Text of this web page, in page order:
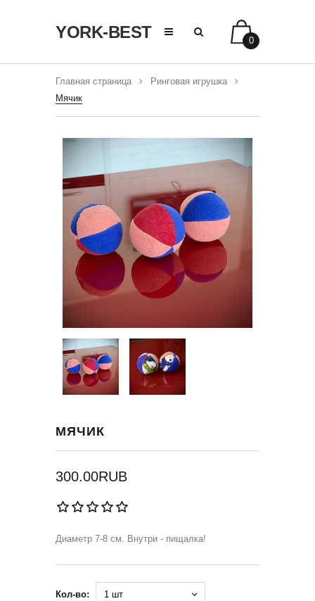
YORK-BEST 0
Главная страница
Ринговая игрушка
Мячик
МЯЧИК
300.00RUB
Диаметр 7-8 см. Внутри - пищалка!
Кол-во: